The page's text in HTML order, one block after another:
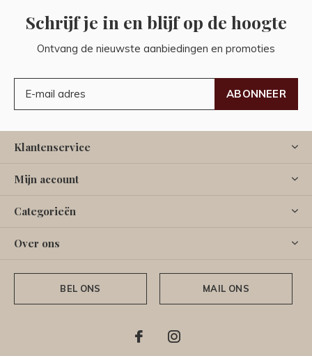
Schrijf je in en blijf op de hoogte
Ontvang de nieuwste aanbiedingen en promoties
ABONNEER
Klantenservice
Mijn account
Categorieën
Over ons
BEL ONS MAIL ONS